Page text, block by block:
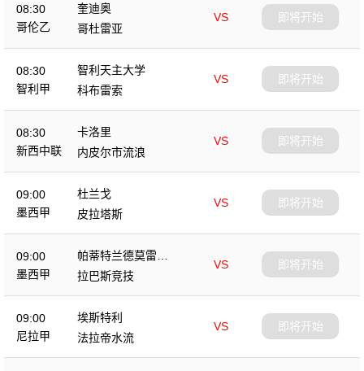
08:30
哥伦乙
奎迪奥
VS
哥杜雷亚
即将开始
08:30
智利甲
智利天主大学
VS
科布雷索
即将开始
08:30
新西中联
卡洛里
VS
内皮尔市流浪
即将开始
09:00
墨西甲
杜兰戈
VS
皮拉塔斯
即将开始
09:00
墨西甲
帕蒂特兰德莫雷洛
斯
VS
拉巴斯竞技
即将开始
09:00
尼拉甲
埃斯特利
VS
法拉帝水流
即将开始